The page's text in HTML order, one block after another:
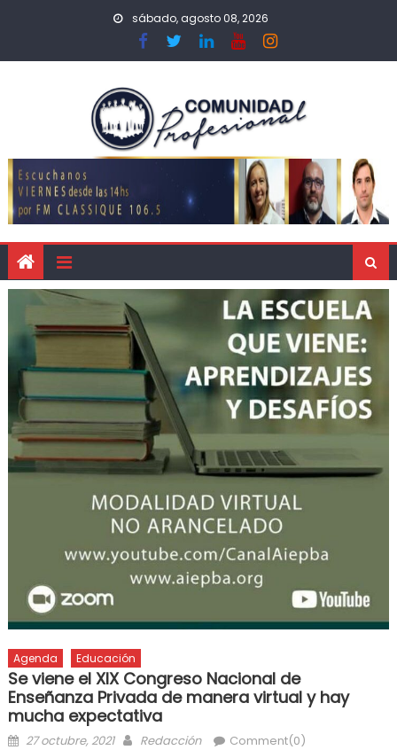
sábado, agosto 08, 2026
Agenda Educación
Se viene el XIX Congreso Nacional de
Enseñanza Privada de manera virtual y hay
mucha expectativa
27 octubre, 2021 Redacción Comment(0)